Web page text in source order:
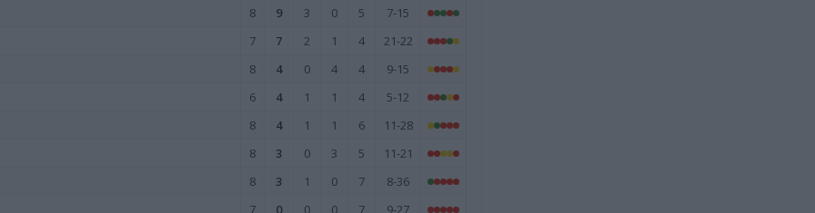
8 9 3 0 5 7-15
7 7 2 1 4 21-22
8 4 0 4 4 9-15
6 4 1 1 4 5-12
8 4 1 1 6 11-28
8 3 0 3 5 11-21
8 3 1 0 7 8-36
7 0 0 0 7 9-27